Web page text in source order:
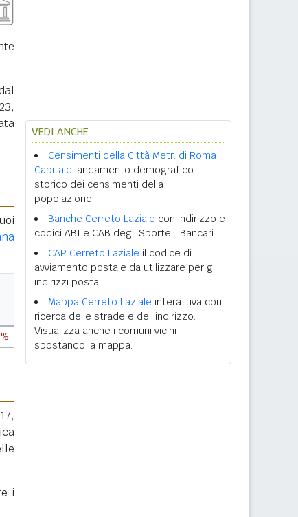
i
VEDI ANCHE
Censimenti della Città Metr. di Roma
Capitale, andamento demografico
storico dei censimenti della
popolazione.
Banche Cerreto Laziale con indirizzo e
codici ABI e CAB degli Sportelli Bancari.
CAP Cerreto Laziale il codice di
avviamento postale da utilizzare per gli
indirizzi postali.
Mappa Cerreto Laziale interattiva con
ricerca delle strade e dell'indirizzo.
Visualizza anche i comuni vicini
spostando la mappa.